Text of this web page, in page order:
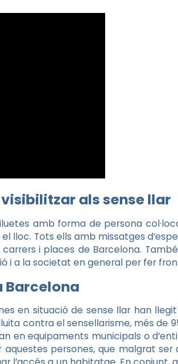
als sense llar
amb forma de persona
lloc. Tots ells amb missatges
i places de Barcelona.
i a la societat en general per fer
Barcelona
en situació de sense llar han
contra el sensellarisme, més de
en equipaments municipals o
aquestes persones, que malgrat